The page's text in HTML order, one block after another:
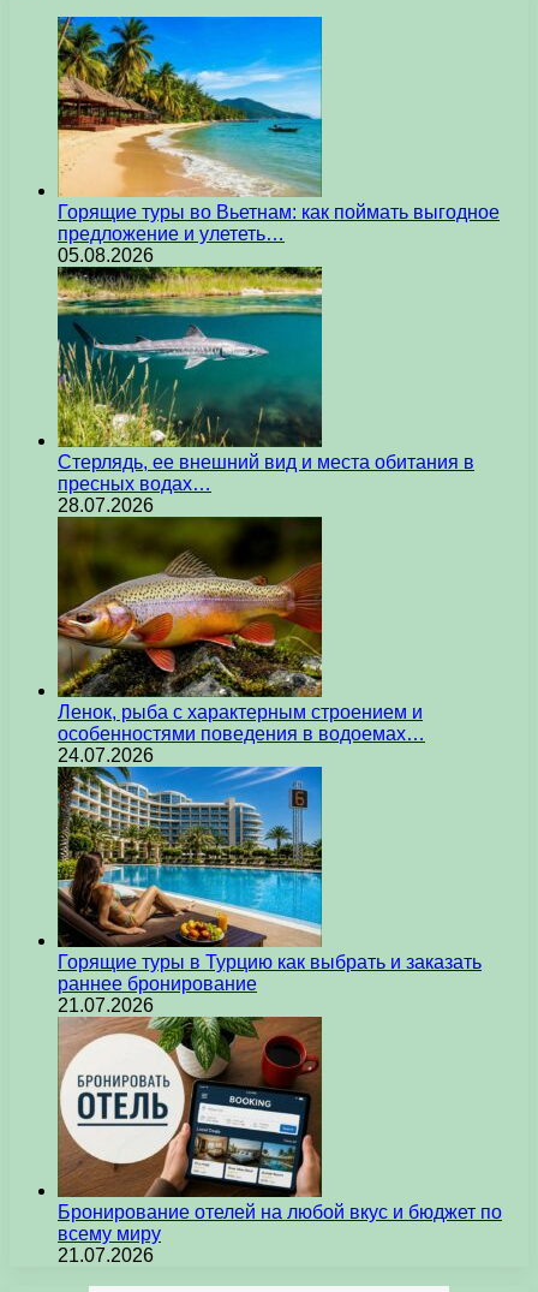
Горящие туры во Вьетнам: как поймать выгодное
предложение и улететь…
05.08.2026
Стерлядь, ее внешний вид и места обитания в
пресных водах…
28.07.2026
Ленок, рыба с характерным строением и
особенностями поведения в водоемах…
24.07.2026
Горящие туры в Турцию как выбрать и заказать
раннее бронирование
21.07.2026
Бронирование отелей на любой вкус и бюджет по
всему миру
21.07.2026